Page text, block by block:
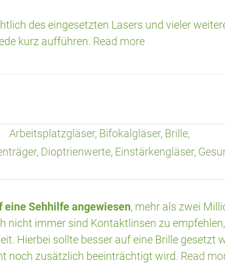
des eingesetzten Lasers und vieler
kurz aufführen. Read more
Arbeitsplatzgläser, Bifokalgläser, Brille,
, Dioptrienwerte, Einstärkengläser,
eine Sehhilfe angewiesen, mehr als zwei
nicht immer sind Kontaktlinsen zu empfehlen,
Hierbei sollte besser auf eine Brille gesetzt
noch zusätzlich beeinträchtigt wird. Read